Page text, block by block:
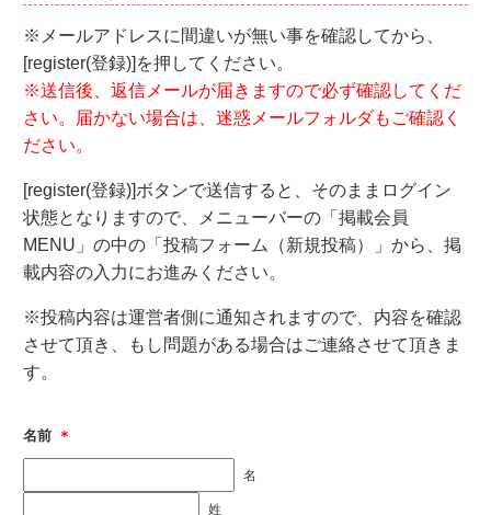
※メールアドレスに間違いが無い事を確認してから、
[register(登録)]を押してください。
※送信後、返信メールが届きますので必ず確認してくだ
さい。届かない場合は、迷惑メールフォルダもご確認く
ださい。
[register(登録)]ボタンで送信すると、そのままログイン
状態となりますので、メニューバーの「掲載会員
MENU」の中の「投稿フォーム（新規投稿）」から、掲
載内容の入力にお進みください。
※投稿内容は運営者側に通知されますので、内容を確認
させて頂き、もし問題がある場合はご連絡させて頂きま
す。
名前 *
名
姓